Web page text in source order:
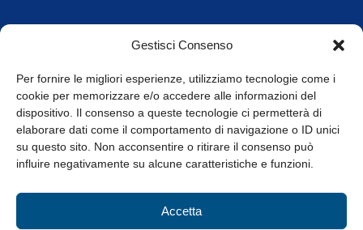
Gestisci Consenso
Per fornire le migliori esperienze, utilizziamo tecnologie come i
cookie per memorizzare e/o accedere alle informazioni del
dispositivo. Il consenso a queste tecnologie ci permetterà di
elaborare dati come il comportamento di navigazione o ID unici
su questo sito. Non acconsentire o ritirare il consenso può
influire negativamente su alcune caratteristiche e funzioni.
Accetta
Orari di apertura
8.30-13.00 / 14.00-17.30
Whistleblowing
© Tutti i diritti riservati
Privacy Policy e Cookie|Informativa Cookie